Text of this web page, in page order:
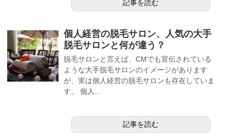
記事を読む
個人経営の脱毛サロン、人気の大手
脱毛サロンと何が違う？
脱毛サロンと言えば、CMでも宣伝されている
ような大手脱毛サロンのイメージがあります
が、実は個人経営の脱毛サロンも存在していま
す。 個人...
記事を読む